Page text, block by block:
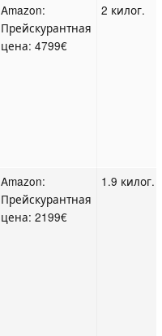
Amazon:
Прейскурантная
цена: 4799€
2 килог.
Amazon:
Прейскурантная
цена: 2199€
1.9 килог.